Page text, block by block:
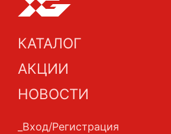
КАТАЛОГ
АКЦИИ
НОВОСТИ
Вход/Регистрация